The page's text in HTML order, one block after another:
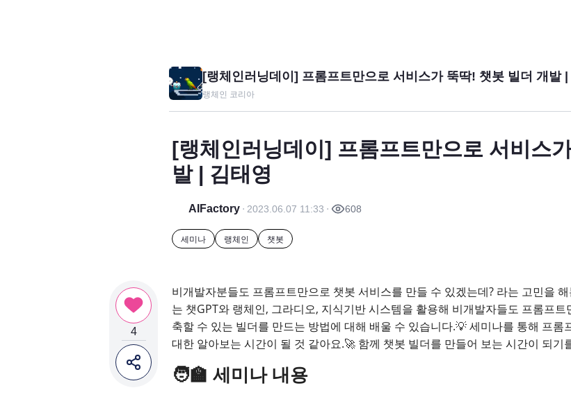
4
[랭체인러닝데이] 프롬프트만으로 서비스가 뚝딱! 챗봇 빌더 개발 |
랭체인 코리아
[랭체인러닝데이] 프롬프트만으로 서비스
발 | 김태영
AIFactory 2023.06.07 11:33 608
세미나 랭체인 챗봇
비개발자분들도 프롬프트만으로 챗봇 서비스를 만들 수 있겠는데? 라는 고민을
는 챗GPT와 랭체인, 그라디오, 지식기반 시스템을 활용해 비개발자들도 프롬프
축할 수 있는 빌더를 만드는 방법에 대해 배울 수 있습니다.💡 세미나를 통해 프롬
대한 알아보는 시간이 될 것 같아요.🚀 함께 챗봇 빌더를 만들어 보는 시간이 되기
🧑‍🏫 세미나 내용